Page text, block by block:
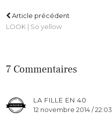
Article précédent
LOOK | So yellow
7 Commentaires
LA FILLE EN 40
12 novembre 2014 / 22:03